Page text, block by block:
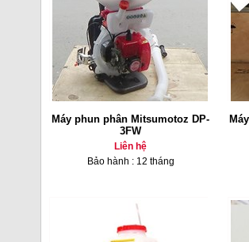
Máy phun phân Mitsumotoz DP-
3FW
Liên hệ
Bảo hành : 12 tháng